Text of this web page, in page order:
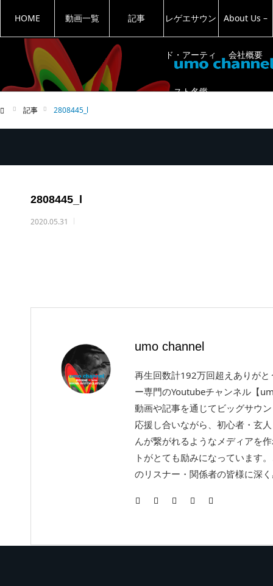
HOME 動画一覧 記事 レゲエサウン
ド・アーティ
スト名鑑
About Us –
会社概要
記事 2808445_l
2808445_l
2020.05.31
umo channel
再生回数計192万回超えありが
ー専門のYoutubeチャンネル【
動画や記事を通じてビッグサウ
応援し合いながら、初心者・玄
んが繋がれるようなメディアを
トがとても励みになっています
のリスナー・関係者の皆様に深